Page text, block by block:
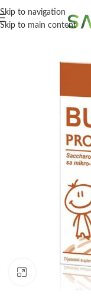
Skip to navigation
Skip to main content
Click to enlarge